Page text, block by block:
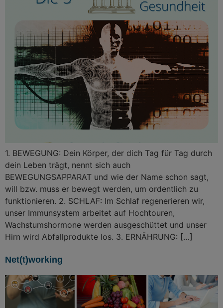
1. BEWEGUNG: Dein Körper, der dich Tag für Tag durch
dein Leben trägt, nennt sich auch
BEWEGUNGSAPPARAT und wie der Name schon sagt,
will bzw. muss er bewegt werden, um ordentlich zu
funktionieren. 2. SCHLAF: Im Schlaf regenerieren wir,
unser Immunsystem arbeitet auf Hochtouren,
Wachstumshormone werden ausgeschüttet und unser
Hirn wird Abfallprodukte los. 3. ERNÄHRUNG: […]
Net(t)working